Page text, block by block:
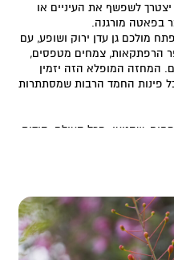
יצטרך לשפשף את העיניים או
בפאטה מורגנה.
מולכם גן עדן ירוק ושופע, עם
הרפתקאות, צמחים מטפסים,
המחזה המופלא הזה יזמין
פינות החמד הרבות שמסתתרות
שונים של צמחים, שהגיעו מכל העולם. הודות
והן בהרכב האדמה), צמחים
פה נפלא.
קוסמוס – תמצאו בו עצי
כולם חיים יחד בערוגה אחת
יכולים ללמוד ממנה.
גן